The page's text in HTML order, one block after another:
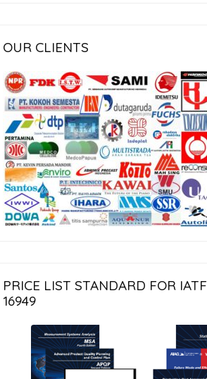
OUR CLIENTS
PRICE LIST STANDARD FOR IATF
16949